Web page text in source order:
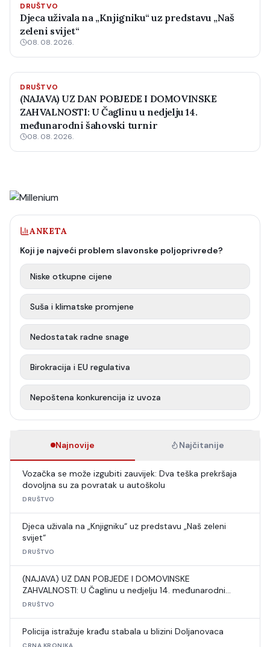
DRUŠTVO
Djeca uživala na „Knjigniku“ uz predstavu „Naš
zeleni svijet“
08. 08. 2026.
DRUŠTVO
(NAJAVA) UZ DAN POBJEDE I DOMOVINSKE
ZAHVALNOSTI: U Čaglinu u nedjelju 14.
međunarodni šahovski turnir
08. 08. 2026.
ANKETA
Koji je najveći problem slavonske poljoprivrede?
Niske otkupne cijene
Suša i klimatske promjene
Nedostatak radne snage
Birokracija i EU regulativa
Nepoštena konkurencija iz uvoza
Najnovije Najčitanije
Vozačka se može izgubiti zauvijek: Dva teška prekršaja
dovoljna su za povratak u autoškolu
DRUŠTVO
Djeca uživala na „Knjigniku“ uz predstavu „Naš zeleni
svijet“
DRUŠTVO
(NAJAVA) UZ DAN POBJEDE I DOMOVINSKE
ZAHVALNOSTI: U Čaglinu u nedjelju 14. međunarodni
šahovski turnir
DRUŠTVO
Policija istražuje krađu stabala u blizini Doljanovaca